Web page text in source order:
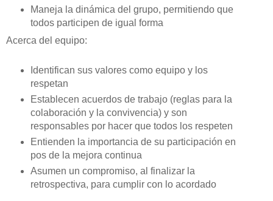
Maneja la dinámica del grupo, permitiendo que
todos participen de igual forma
Acerca del equipo:
Identifican sus valores como equipo y los
respetan
Establecen acuerdos de trabajo (reglas para la
colaboración y la convivencia) y son
responsables por hacer que todos los respeten
Entienden la importancia de su participación en
pos de la mejora continua
Asumen un compromiso, al finalizar la
retrospectiva, para cumplir con lo acordado